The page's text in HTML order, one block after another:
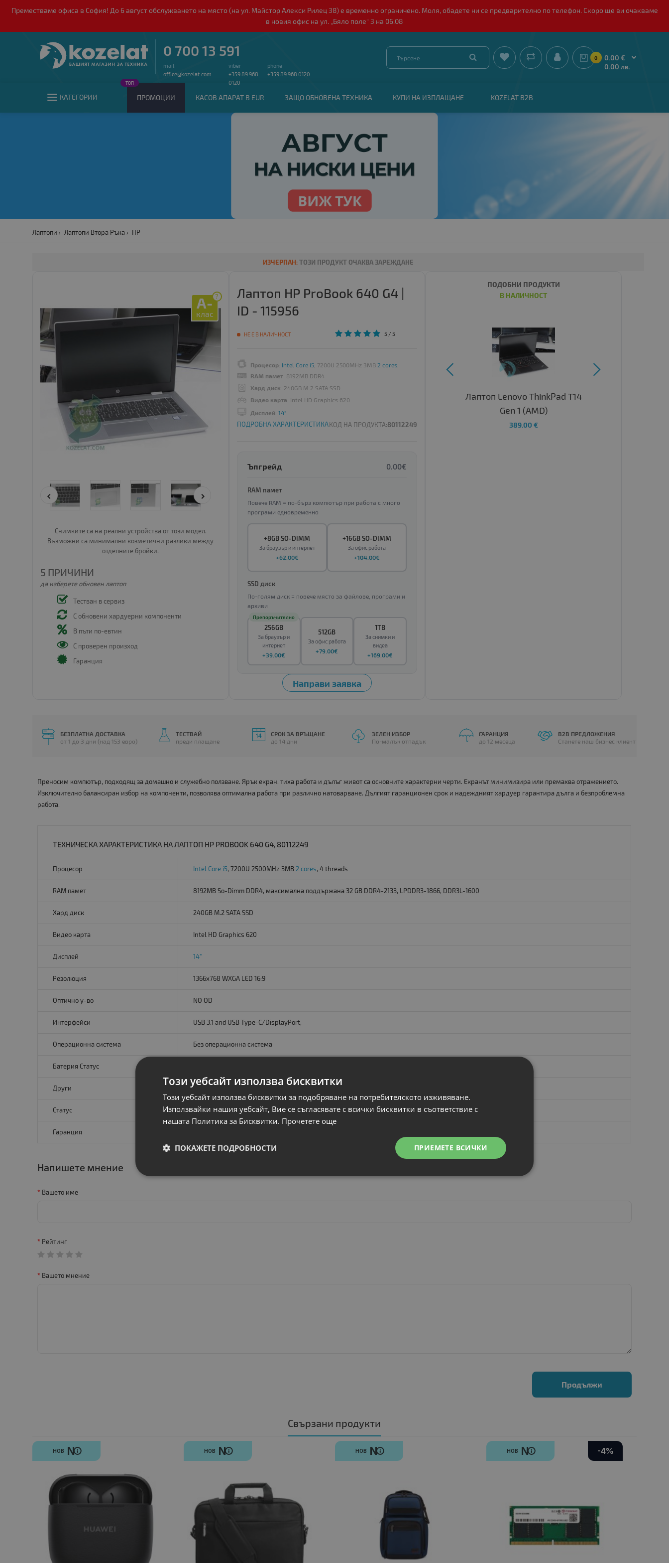
Преместваме офиса в София! До 6 август обслужването на място (на ул. Майстор Алекси Рилец 38) е временно ограничено. Моля, обадете ни се предварително по телефон. Скоро ще ви очакваме
в новия офис на ул. „Бяло поле“ 3 на 06.08
0 700 13 591
mail
office@kozelat.com
viber
+359 89 968
0120
phone
+359 89 968 0120
 0

0.00 €
0.00 лв.
КАТЕГОРИИ ПРОМОЦИИ
ТОП
КАСОВ АПАРАТ В EUR ЗАЩО ОБНОВЕНА ТЕХНИКА КУПИ НА ИЗПЛАЩАНЕ KOZELAT B2B
Лаптопи Лаптопи Втора Ръка HP
ИЗЧЕРПАН:ТОЗИ ПРОДУКТ ОЧАКВА ЗАРЕЖДАНЕ
?
A-
клас
Снимките са на реални устройства от този модел.
Възможни са минимални козметични разлики между
отделните бройки.
5 ПРИЧИНИ
да изберете обновен лаптоп
Тестван в сервиз
С обновени хардуерни компоненти
В пъти по-евтин
С проверен произход
Гаранция
Лаптоп HP ProBook 640 G4 |
ID - 115956
НЕ Е В НАЛИЧНОСТ 5 / 5
Процесор: Intel Core i5, 7200U 2500MHz 3MB 2 cores, 4 threads
RAM памет: 8192MB DDR4
Хард диск: 240GB M.2 SATA SSD
Видео карта: Intel HD Graphics 620
Дисплей: 14"
ПОДРОБНА ХАРАКТЕРИСТИКАКОД НА ПРОДУКТА:80112249
Ъпгрейд 0.00€
RAM памет
Повече RAM = по-бърз компютър при работа с много
програми едновременно
+8GB SO-DIMM
За браузър и интернет
+62.00€
+16GB SO-DIMM
За офис работа
+104.00€
SSD диск
По-голям диск = повече място за файлове, програми и
архиви
256GB
За браузър и
интернет
+39.00€
Препоръчително
512GB
За офис работа
+79.00€
1TB
За снимки и
видеа
+169.00€
ПОДОБНИ ПРОДУКТИ
В НАЛИЧНОСТ
Лаптоп Lenovo ThinkPad T14
Gen 1 (AMD)
389.00 €
 
БЕЗПЛАТНА ДОСТАВКА
от 1 до 3 дни (над 153 евро)
ТЕСТВАЙ
преди плащане
СРОК ЗА ВРЪЩАНЕ
до 14 дни
ЗЕЛЕН ИЗБОР
По-малък отпадък
ГАРАНЦИЯ
до 12 месеца
B2B ПРЕДЛОЖЕНИЯ
Станете наш бизнес клиент
Преносим компютър, подходящ за домашно и служебно ползване. Ярък екран, тиха работа и дълъг живот са основните характерни черти. Екранът минимизира или премахва отражението.
Изключително балансиран избор на компоненти, позволява оптимална работа при различно натоварване. Дългият гаранционен срок и надеждният хардуер гарантира дълга и безпроблемна
работа.
ТЕХНИЧЕСКА ХАРАКТЕРИСТИКА НА ЛАПТОП HP PROBOOK 640 G4, 80112249
Процесор Intel Core i5, 7200U 2500MHz 3MB2 cores, 4 threads
RAM памет 8192MB So-Dimm DDR4, максимална поддържана 32 GB DDR4-2133, LPDDR3-1866, DDR3L-1600
Хард диск 240GB M.2 SATA SSD
Видео карта Intel HD Graphics 620
Дисплей 14"
Резолюция 1366x768 WXGA LED 16:9
Оптично у-во NO OD
Интерфейси USB 3.1 and USB Type-C/DisplayPort,
Операционна система Без операционна система
Батерия Статус
Други Camera
Статус A- клас
Гаранция
Напишете мнение
Вашето име
Рейтинг
Вашето мнение
Продължи
Свързани продукти
НОВ N НОВ N НОВ N НОВ N -4%
Този уебсайт използва бисквитки
Този уебсайт използва бисквитки за подобряване на потребителското изживяване.
Използвайки нашия уебсайт, Вие се съгласявате с всички бисквитки в съответствие с
нашата Политика за Бисквитки. Прочетете още
ПРИЕМЕТЕ ВСИЧКИ
ПОКАЖЕТЕ ПОДРОБНОСТИ